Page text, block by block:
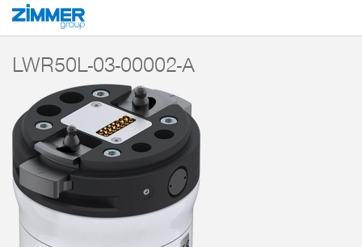
Start Produkte
LWR50L-03-00002-A